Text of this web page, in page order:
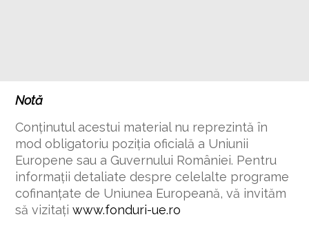
Notă
Conţinutul acestui material nu reprezintă în
mod obligatoriu poziţia oficială a Uniunii
Europene sau a Guvernului României. Pentru
informații detaliate despre celelalte programe
cofinanțate de Uniunea Europeană, vă invităm
să vizitațiwww.fonduri-ue.ro